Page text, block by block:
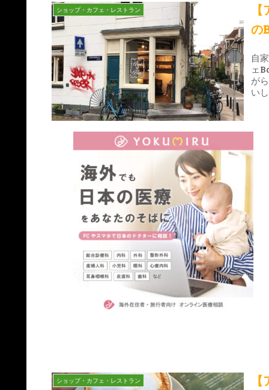
ショップ・カフェ・レストラン
の
自
ェ
が
い
ショップ・カフェ・レストラン